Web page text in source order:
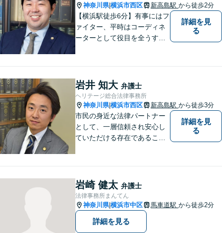
神奈川県|横浜市西区 新高島駅 から徒歩2分
【横浜駅徒歩6分】有事にはフ
ァイター、平時はコーディネ
ーターとして役目を全うする
します。【独占禁止法・下請
法の著書執筆】
詳細を見
る
岩井 知大 弁護士
ヘリテージ総合法律事務所
神奈川県|横浜市西区 新高島駅 から徒歩3分
市民の身近な法律パートナー
として、一層信頼され安心し
ていただける存在であること
詳細を見
る
岩崎 健太 弁護士
法律事務所まんてん
神奈川県|横浜市中区 馬車道駅 から徒歩2分
詳細を見る